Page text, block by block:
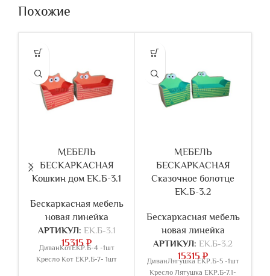
Похожие
МЕБЕЛЬ
БЕСКАРКАСНАЯ
Кошкин дом ЕК.Б-3.1
Бескаркасная мебель
новая линейка
АРТИКУЛ: ЕК.Б-3.1
15315₽
ДиванКотЕКР.Б-4 -1шт
Кресло Кот ЕКР.Б-7- 1шт
МЕБЕЛЬ
БЕСКАРКАСНАЯ
Сказочное болотце
ЕК.Б-3.2
Бескаркасная мебель
новая линейка
АРТИКУЛ: ЕК.Б-3.2
15315₽
ДиванЛягушка ЕКР.Б-5 -1шт
Кресло Лягушка ЕКР.Б-7.1-